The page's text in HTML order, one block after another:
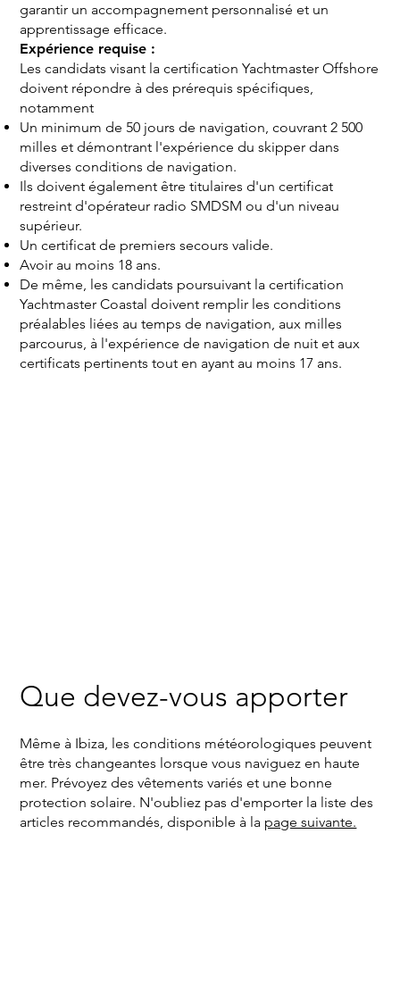
garantir un accompagnement personnalisé et un
apprentissage efficace.
Expérience requise :
Les candidats visant la certification Yachtmaster Offshore
doivent répondre à des prérequis spécifiques,
notamment
Un minimum de 50 jours de navigation, couvrant 2 500
milles et démontrant l'expérience du skipper dans
diverses conditions de navigation.
Ils doivent également être titulaires d'un certificat
restreint d'opérateur radio SMDSM ou d'un niveau
supérieur.
Un certificat de premiers secours valide.
Avoir au moins 18 ans.
De même, les candidats poursuivant la certification
Yachtmaster Coastal doivent remplir les conditions
préalables liées au temps de navigation, aux milles
parcourus, à l'expérience de navigation de nuit et aux
certificats pertinents tout en ayant au moins 17 ans.
Que devez-vous apporter
Même à Ibiza, les conditions météorologiques peuvent
être très changeantes lorsque vous naviguez en haute
mer. Prévoyez des vêtements variés et une bonne
protection solaire. N'oubliez pas d'emporter la liste des
articles recommandés, disponible à la page suivante.